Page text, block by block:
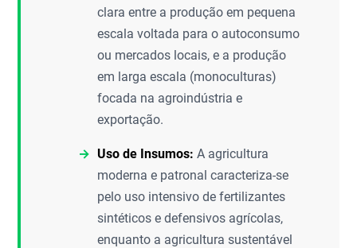
clara entre a produção em pequena
escala voltada para o autoconsumo
ou mercados locais, e a produção
em larga escala (monoculturas)
focada na agroindústria e
exportação.
Uso de Insumos: A agricultura
moderna e patronal caracteriza-se
pelo uso intensivo de fertilizantes
sintéticos e defensivos agrícolas,
enquanto a agricultura sustentável